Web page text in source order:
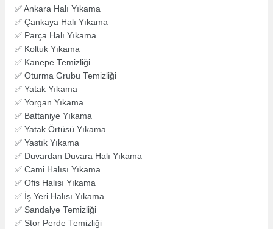
✅ Ankara Halı Yıkama
✅ Çankaya Halı Yıkama
✅ Parça Halı Yıkama
✅ Koltuk Yıkama
✅ Kanepe Temizliği
✅ Oturma Grubu Temizliği
✅ Yatak Yıkama
✅ Yorgan Yıkama
✅ Battaniye Yıkama
✅ Yatak Örtüsü Yıkama
✅ Yastık Yıkama
✅ Duvardan Duvara Halı Yıkama
✅ Cami Halısı Yıkama
✅ Ofis Halısı Yıkama
✅ İş Yeri Halısı Yıkama
✅ Sandalye Temizliği
✅ Stor Perde Temizliği